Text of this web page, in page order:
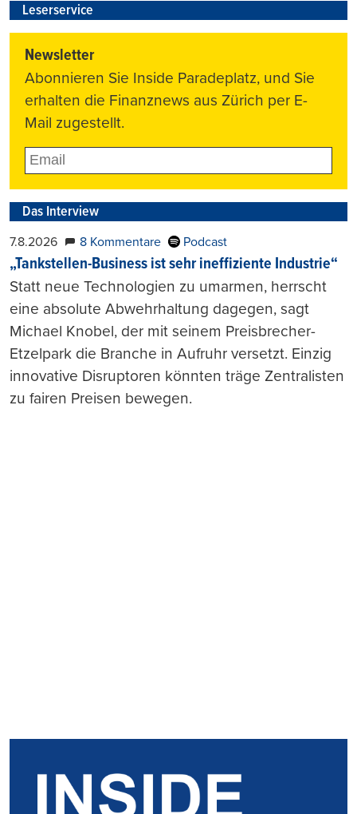
Leserservice
Newsletter
Abonnieren Sie Inside Paradeplatz, und Sie
erhalten die Finanznews aus Zürich per E-
Mail zugestellt.
Das Interview
7.8.2026 8 Kommentare Podcast
„Tankstellen-Business ist sehr ineffiziente Industrie“
Statt neue Technologien zu umarmen, herrscht
eine absolute Abwehrhaltung dagegen, sagt
Michael Knobel, der mit seinem Preisbrecher-
Etzelpark die Branche in Aufruhr versetzt. Einzig
innovative Disruptoren könnten träge Zentralisten
zu fairen Preisen bewegen.